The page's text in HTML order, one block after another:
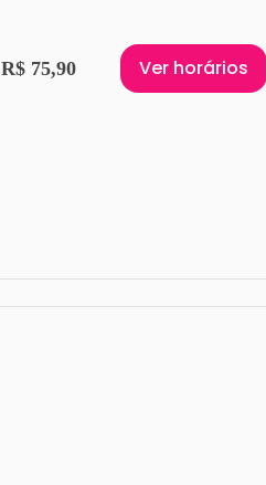
R$ 75,90 Ver horários